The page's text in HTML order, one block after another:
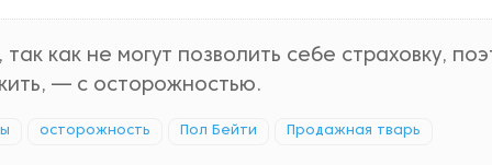
как не могут позволить себе страховку,
— с осторожностью.
осторожность Пол Бейти Продажная тварь